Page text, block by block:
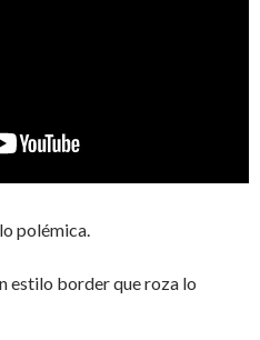
polémica.
estilo border que roza lo